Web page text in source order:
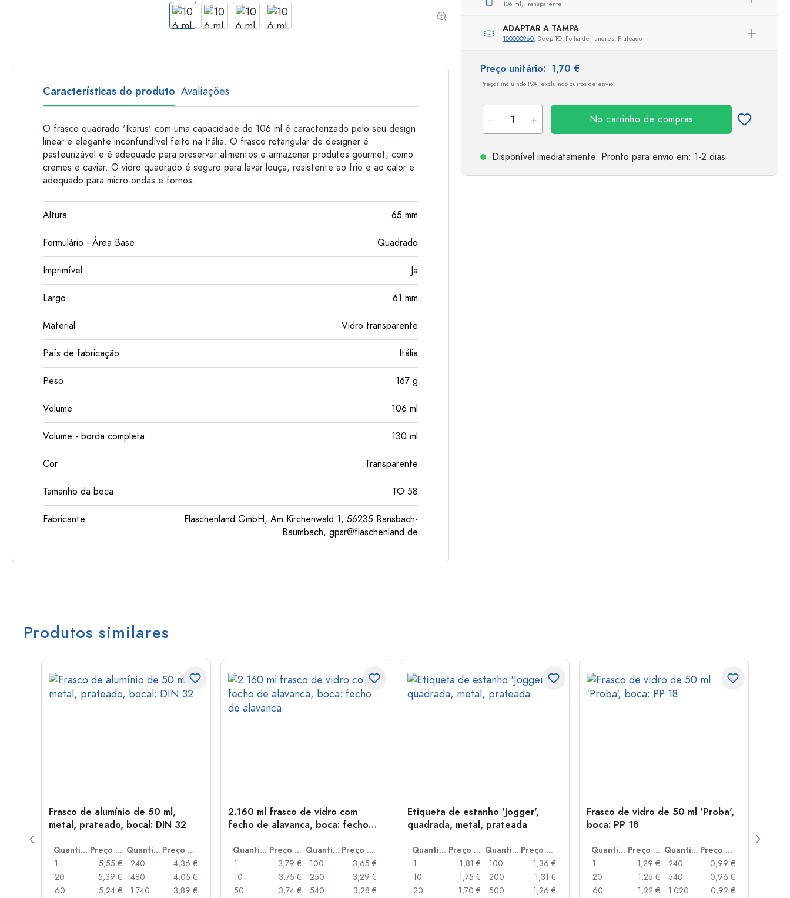
Garrafas de plastico
106 ml, Transparente
ADAPTAR A TAMPA
100000960, Deep TO, Folha de flandres, Prateado
Preço unitário: 1,70 €
Preços incluindo IVA, excluindo custos de envio
No carrinho de compras
Disponível imediatamente. Pronto para envio em: 1-2 dias
Características do produto Avaliações
O frasco quadrado 'Ikarus' com uma capacidade de 106 ml é caracterizado pelo seu design
linear e elegante inconfundível feito na Itália. O frasco retangular de designer é
pasteurizável e é adequado para preservar alimentos e armazenar produtos gourmet, como
cremes e caviar. O vidro quadrado é seguro para lavar louça, resistente ao frio e ao calor e
adequado para micro-ondas e fornos.
Altura 65 mm
Formulário - Área Base Quadrado
Imprimível Ja
Largo 61 mm
Material Vidro transparente
País de fabricação Itália
Peso 167 g
Volume 106 ml
Volume - borda completa 130 ml
Cor Transparente
Tamanho da boca TO 58
Fabricante
Flaschenland GmbH, Am Kirchenwald 1, 56235 Ransbach-
Baumbach, gpsr@flaschenland.de
Produtos similares
Frasco de alumínio de 50 ml,
metal, prateado, bocal: DIN 32
Quantidade Preço por peça Quantidade
Preço por peça
1
5,55 €
20
5,39 €
60
5,24 €
240
4,36 €
480
4,05 €
1.740
3,89 €
2.160 ml frasco de vidro com
fecho de alavanca, boca: fecho
de alavanca
Quantidade Preço por peça Quantidade
Preço por peça
1
3,79 €
10
3,75 €
50
3,74 €
100
3,65 €
250
3,29 €
540
3,28 €
Etiqueta de estanho 'Jogger',
quadrada, metal, prateada
Quantidade Preço por peça Quantidade
Preço por peça
1
1,81 €
10
1,75 €
20
1,70 €
100
1,36 €
200
1,31 €
500
1,26 €
Frasco de vidro de 50 ml 'Proba',
boca: PP 18
Quantidade Preço por peça Quantidade
Preço por peça
1
1,29 €
20
1,25 €
60
1,22 €
240
0,99 €
540
0,96 €
1.020
0,92 €